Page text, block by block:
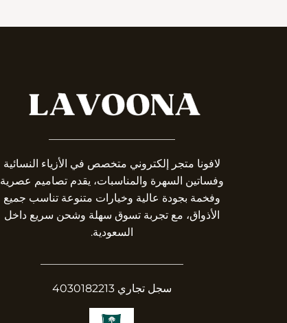
لافونا متجر إلكتروني متخصص في الأزياء النسائية
وفساتين السهرة والمناسبات، يقدم تصاميم عصرية
وفخمة بجودة عالية وخيارات متنوعة تناسب جميع
الأذواق، مع تجربة تسوق سهلة وشحن سريع داخل
السعودية.
سجل تجاري 4030182213